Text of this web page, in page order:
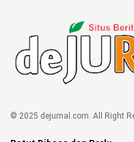
© 2025 dejurnal.com. All Right